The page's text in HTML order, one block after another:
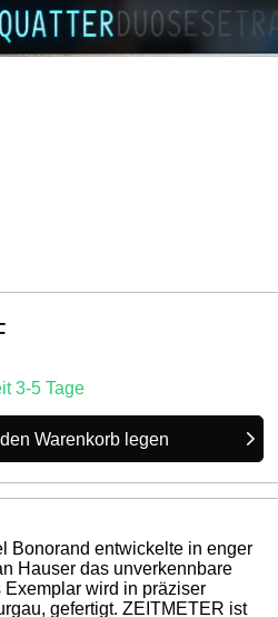
3-5 Tage
Bonorand entwickelte in enger
Hauser das unverkennbare
Exemplar wird in präziser
gefertigt. ZEITMETER ist